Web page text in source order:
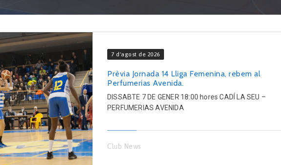
7 d'agost de 2026
Prèvia Jornada 14 Lliga Femenina, rebem al
Perfumerias Avenida.
DISSABTE 7 DE GENER 18:00 hores CADÍ LA SEU –
PERFUMERIAS AVENIDA
Club News